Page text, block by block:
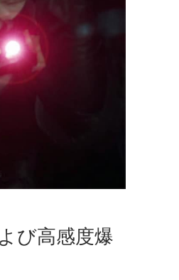
び高感度爆